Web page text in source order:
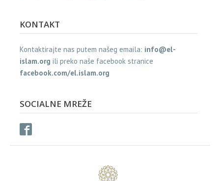
KONTAKT
Kontaktirajte nas putem našeg emaila: info@el-
islam.org ili preko naše facebook stranice
facebook.com/el.islam.org
SOCIALNE MREŽE